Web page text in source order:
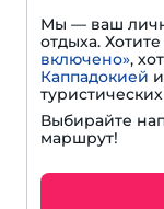
Мы — ваш
отдыха.
включено»,
Каппадокией
Выбирайте
маршрут!